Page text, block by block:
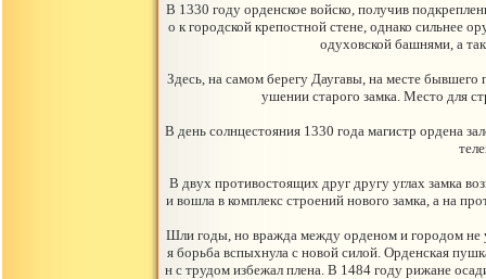
В 1330 году орденское войско, получив
о к городской крепостной стене, однако сильнее
одуховской башнями, а
Здесь, на самом берегу Даугавы, на месте
ушении старого замка. Место для
В день солнцестояния 1330 года магистр ордена
В двух противостоящих друг другу углах замка
и вошла в комплекс строений нового замка, а на
Шли годы, но вражда между орденом и городом не
я борьба вспыхнула с новой силой. Орденская
н с трудом избежал плена. В 1484 году рижане